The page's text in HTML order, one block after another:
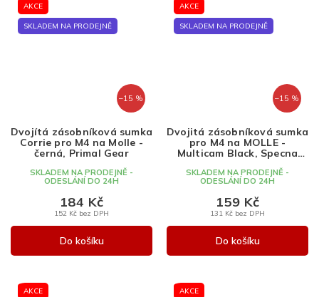
AKCE
SKLADEM NA PRODEJNĚ
–15 %
Dvojítá zásobníková sumka
Corrie pro M4 na Molle -
černá, Primal Gear
SKLADEM NA PRODEJNĚ -
ODESLÁNÍ DO 24H
152 Kč bez DPH
184 Kč
Do košíku
AKCE
SKLADEM NA PRODEJNĚ
–15 %
Dvojitá zásobníková sumka
pro M4 na MOLLE -
Multicam Black, Specna
SKLADEM NA PRODEJNĚ -
ODESLÁNÍ DO 24H
131 Kč bez DPH
159 Kč
Do košíku
AKCE AKCE